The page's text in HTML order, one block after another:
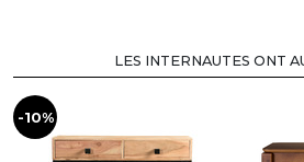
LES INTERNAUTES ONT
-10%